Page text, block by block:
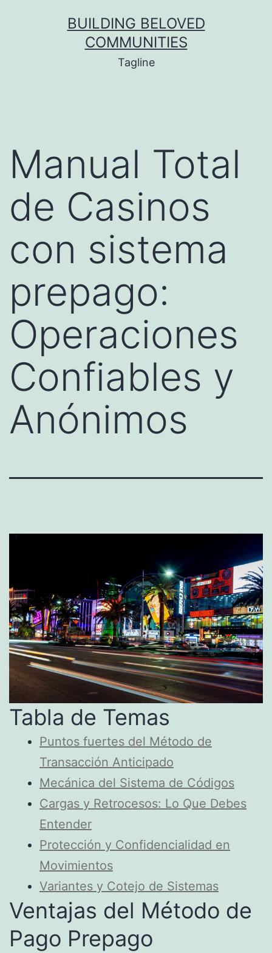
BUILDING BELOVED
COMMUNITIES
Tagline
Manual Total
de Casinos
con sistema
prepago:
Operaciones
Confiables y
Anónimos
Tabla de Temas
Puntos fuertes del Método de
Transacción Anticipado
Mecánica del Sistema de Códigos
Cargas y Retrocesos: Lo Que Debes
Entender
Protección y Confidencialidad en
Movimientos
Variantes y Cotejo de Sistemas
Ventajas del Método de
Pago Prepago